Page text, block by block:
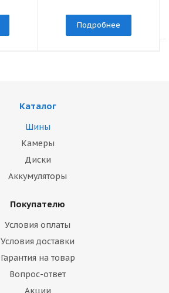
Подробнее
Каталог
Шины
Камеры
Диски
Аккумуляторы
Покупателю
Условия оплаты
Условия доставки
Гарантия на товар
Вопрос-ответ
Акции